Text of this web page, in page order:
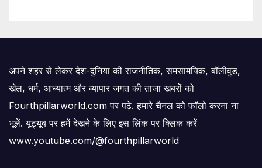
अपने शहर से लेकर देश-दुनिया की राजनीतिक, समसामयिक, बॉलीवुड,
खेल, धर्म, आध्यात्म और व्यापार जगत की ताजा खबरों को
Fourthpillarworld.com पर पढ़े. हमारे चैनल को फॉलो करना ना
भूलें. यूट्यूब पर हमें देखने के लिए इस लिंक पर क्लिक करें
www.youtube.com/@fourthpillarworld